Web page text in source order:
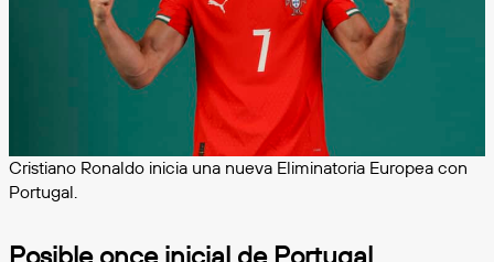
Cristiano Ronaldo inicia una nueva Eliminatoria Europea con
Portugal.